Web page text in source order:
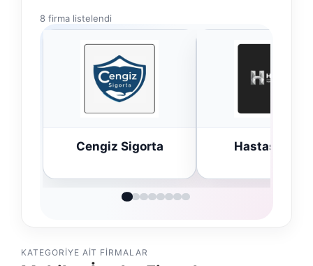
8 firma listelendi
Cengiz Sigorta Hastaş Beton
KATEGORIYE AIT FIRMALAR